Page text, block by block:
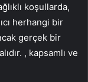
koşullarda,
herhangi bir
gerçek bir
, kapsamlı ve